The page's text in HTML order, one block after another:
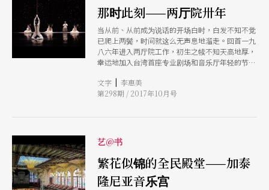
那时此刻——两厅院卅年
当从前、从前成为说话的开场白时，白发不知不觉
已爬上两鬓，时间就这么无声息地溜走。回首一九
八六年进入两厅院工作，初生之犊不知天高地厚，
幸运地加入台湾首座专业剧场和音乐厅年轻的节目
仿佛太空异域的建筑工地，根本无法想像剧场是什
么样子。昏黄灯泡下到处是水泥和钢筋，弥漫的粉
那时的年轻菜鸟看过的演出已经超过四千出，且担
任曾经仰之弥高的两厅院艺术总监职务，那时此刻
的变化竟如此之大。
文字 | 李惠美
第298期 / 2017年10月号
艺@书
繁花似锦的全民殿堂——加泰
隆尼亚音乐宫